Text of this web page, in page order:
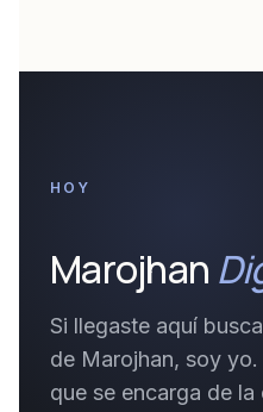
HOY
Marojhan
Si llegaste aquí
de Marojhan, soy
que se encarga de